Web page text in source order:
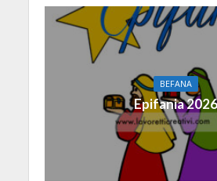
BEFANA
Epifania 2026